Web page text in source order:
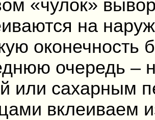
«чулок»
на
оконечность
очередь –
или сахарным
вклеиваем